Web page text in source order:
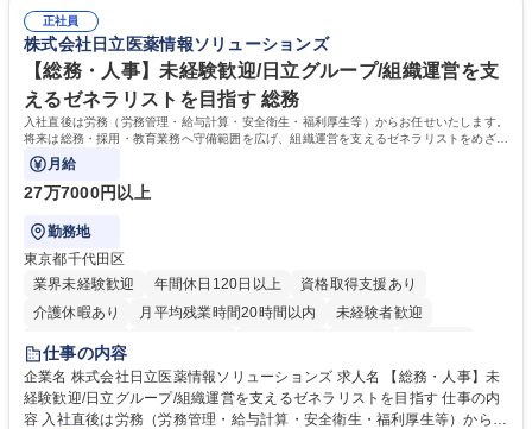
正社員
株式会社日立医薬情報ソリューションズ
【総務・人事】未経験歓迎/日立グループ/組織運営を支
えるゼネラリストを目指す 総務
入社直後は労務（労務管理・給与計算・安全衛生・福利厚生等）からお任せいたします。
将来は総務・採用・教育業務へ守備範囲を広げ、組織運営を支えるゼネラリストをめざせ
ます。
月給
27万7000円以上
勤務地
東京都千代田区
業界未経験歓迎
年間休日120日以上
資格取得支援あり
介護休暇あり
月平均残業時間20時間以内
未経験者歓迎
住宅手当あり
育休あり
完全週休2日制 交通費支給 土日祝休み 寮・社宅あり
仕事の内容
企業名 株式会社日立医薬情報ソリューションズ 求人名 【総務・人事】未
経験歓迎/日立グループ/組織運営を支えるゼネラリストを目指す 仕事の内
容 入社直後は労務（労務管理・給与計算・安全衛生・福利厚生等）からお